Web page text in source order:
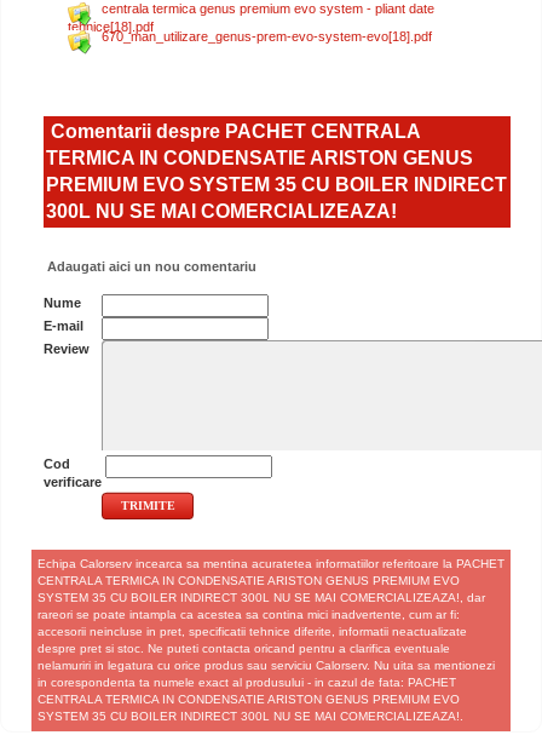
centrala termica genus premium evo system - pliant date
tehnice[18].pdf
670_man_utilizare_genus-prem-evo-system-evo[18].pdf
Comentarii despre PACHET CENTRALA
TERMICA IN CONDENSATIE ARISTON GENUS
PREMIUM EVO SYSTEM 35 CU BOILER INDIRECT
300L NU SE MAI COMERCIALIZEAZA!
Adaugati aici un nou comentariu
Nume
E-mail
Review
Cod
verificare
Echipa Calorserv incearca sa mentina acuratetea informatiilor referitoare la PACHET
CENTRALA TERMICA IN CONDENSATIE ARISTON GENUS PREMIUM EVO
SYSTEM 35 CU BOILER INDIRECT 300L NU SE MAI COMERCIALIZEAZA!, dar
rareori se poate intampla ca acestea sa contina mici inadvertente, cum ar fi:
accesorii neincluse in pret, specificatii tehnice diferite, informatii neactualizate
despre pret si stoc. Ne puteti contacta oricand pentru a clarifica eventuale
nelamuriri in legatura cu orice produs sau serviciu Calorserv. Nu uita sa mentionezi
in corespondenta ta numele exact al produsului - in cazul de fata: PACHET
CENTRALA TERMICA IN CONDENSATIE ARISTON GENUS PREMIUM EVO
SYSTEM 35 CU BOILER INDIRECT 300L NU SE MAI COMERCIALIZEAZA!.